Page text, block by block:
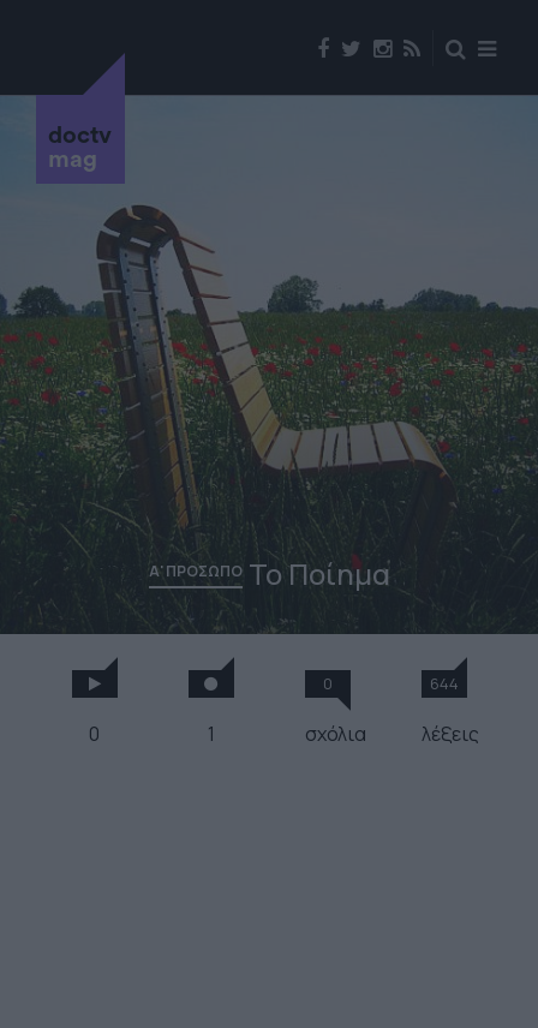
doctv
mag
Α' ΠΡΟΣΩΠΟΤο Ποίημα
0 1
0
σχόλια
644
λέξεις